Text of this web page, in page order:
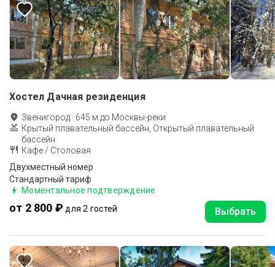
Хостел Дачная резиденция
Звенигород · 645 м до Москвы-реки
Крытый плавательный бассейн, Открытый плавательный
бассейн
Кафе / Столовая
Двухместный номер
Стандартный тариф
Моментальное подтверждение
от 2 800 ₽ для 2 гостей Выбрать